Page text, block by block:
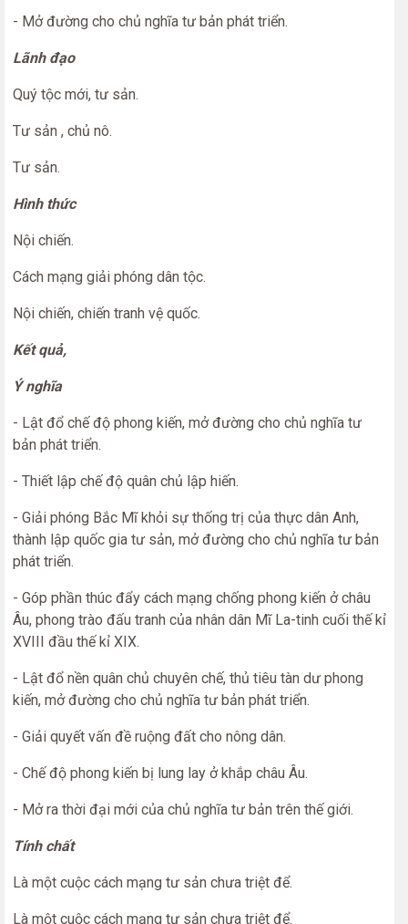
- Mở đường cho chủ nghĩa tư bản phát triển.
Lãnh đạo
Quý tộc mới, tư sản.
Tư sản , chủ nô.
Tư sản.
Hình thức
Nội chiến.
Cách mạng giải phóng dân tộc.
Nội chiến, chiến tranh vệ quốc.
Kết quả,
Ý nghĩa
- Lật đổ chế độ phong kiến, mở đường cho chủ nghĩa tư
bản phát triển.
- Thiết lập chế độ quân chủ lập hiến.
- Giải phóng Bắc Mĩ khỏi sự thống trị của thực dân Anh,
thành lập quốc gia tư sản, mở đường cho chủ nghĩa tư bản
phát triển.
- Góp phần thúc đẩy cách mạng chống phong kiến ở châu
Âu, phong trào đấu tranh của nhân dân Mĩ La-tinh cuối thế kỉ
XVIII đầu thế kỉ XIX.
- Lật đổ nền quân chủ chuyên chế, thủ tiêu tàn dư phong
kiến, mở đường cho chủ nghĩa tư bản phát triển.
- Giải quyết vấn đề ruộng đất cho nông dân.
- Chế độ phong kiến bị lung lay ở khắp châu Âu.
- Mở ra thời đại mới của chủ nghĩa tư bản trên thế giới.
Tính chất
Là một cuộc cách mạng tư sản chưa triệt để.
Là một cuộc cách mạng tư sản chưa triệt để.